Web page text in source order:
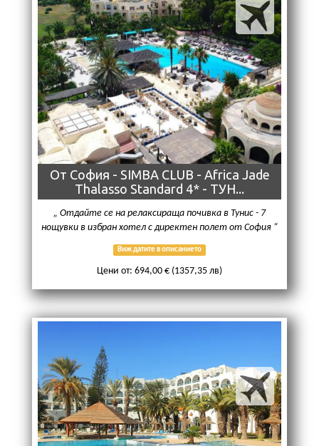
От София - SIMBA CLUB - Africa Jade
Thalasso Standard 4* - ТУН...
Oтдайте се на релаксираща почивка в Тунис - 7
нощувки в избран хотел с директен полет от София
Виж датите в описанието
Цени от: 694,00 € (1357,35 лв)